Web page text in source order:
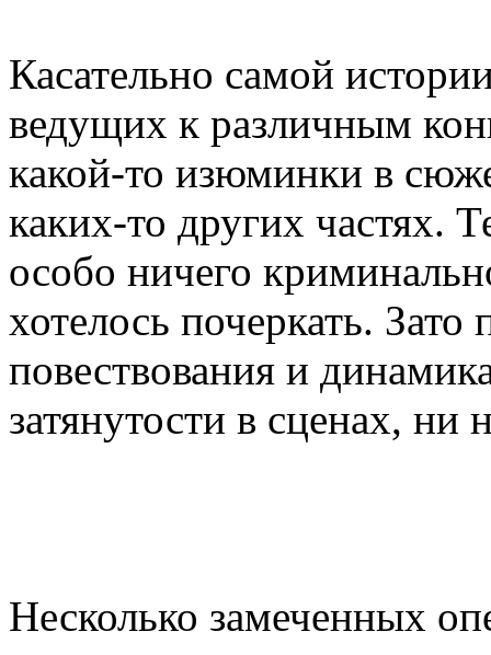
Касательно самой
ведущих к различным
какой-то изюминки в
каких-то других частях.
особо ничего
хотелось почеркать.
повествования и
затянутости в сценах, ни
Несколько замеченных